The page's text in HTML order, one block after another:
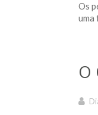
Os
uma
O